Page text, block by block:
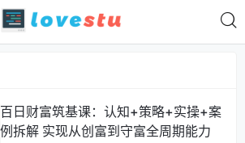
百日财富筑基课：认知+策略+实操+案
例拆解 实现从创富到守富全周期能力